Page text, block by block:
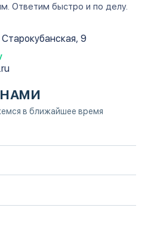
Ответим быстро и по делу.
9
НАМИ
в ближайшее время